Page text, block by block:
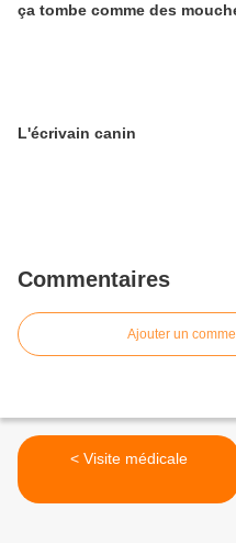
ça tombe comme des
L'écrivain canin
Commentaires
Ajouter un
< Visite médicale